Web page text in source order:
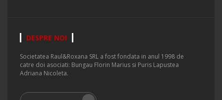
DESPRE NOI
Societatea Raul&Roxana SRL a fost fondata in anul 1998 de
catre doi asociati: Bungau Florin Marius si Puris Lapustea
Adriana Nicoleta.